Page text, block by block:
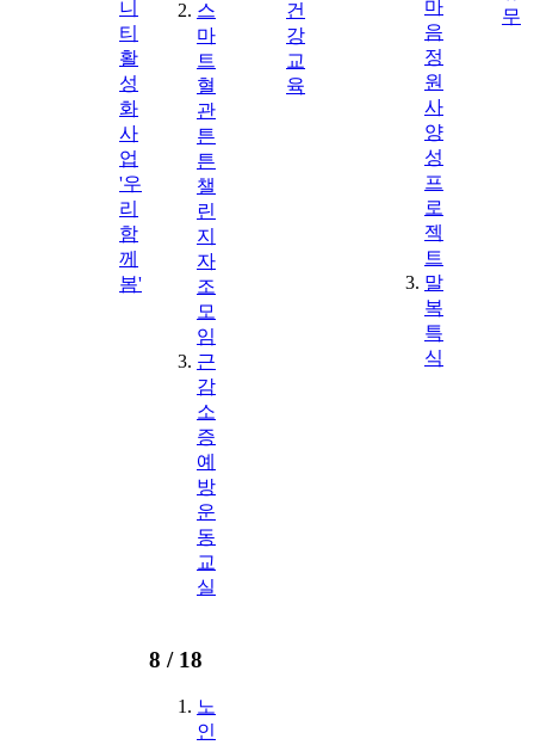
니
티
활
성
화
사
업
'우
리
함
께
봄'
스
마
트
혈
관
튼
튼
챌
린
지
자
조
모
임
근
감
소
증
예
방
운
동
교
실
건
강
교
육
마
음
정
원
사
양
성
프
로
젝
트
말
복
특
식
무
8 / 18
노
인